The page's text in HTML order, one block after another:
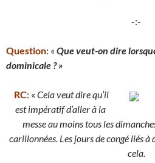
-:-
Question: « Que veut-on dire
dominicale ? »
RC: « Cela veut dire qu’il
est impératif d’aller à la
messe au moins tous les
carillonnées. Les jours de congé liés à
cela.